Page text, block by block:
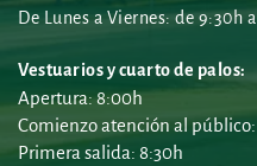
De Lunes a Viernes: de 9:30h
Vestuarios y cuarto de palos:
Apertura: 8:00h
Comienzo atención al
Primera salida: 8:30h